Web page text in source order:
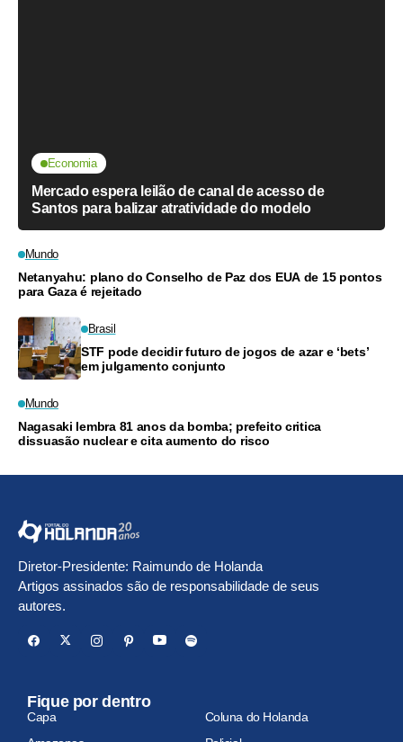
Economia
Mercado espera leilão de canal de acesso de
Santos para balizar atratividade do modelo
Mundo
Netanyahu: plano do Conselho de Paz dos EUA de 15 pontos
para Gaza é rejeitado
Brasil
STF pode decidir futuro de jogos de azar e ‘bets’
em julgamento conjunto
Mundo
Nagasaki lembra 81 anos da bomba; prefeito critica
dissuasão nuclear e cita aumento do risco
Diretor-Presidente: Raimundo de Holanda
Artigos assinados são de responsabilidade de seus
autores.
Fique por dentro
Capa
Coluna do Holanda